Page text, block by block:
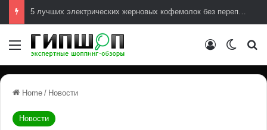
Инсайдеры подтвердили разработку PlayStation 6 с выходом в 2027 году
Меню
Home / Новости
Новости